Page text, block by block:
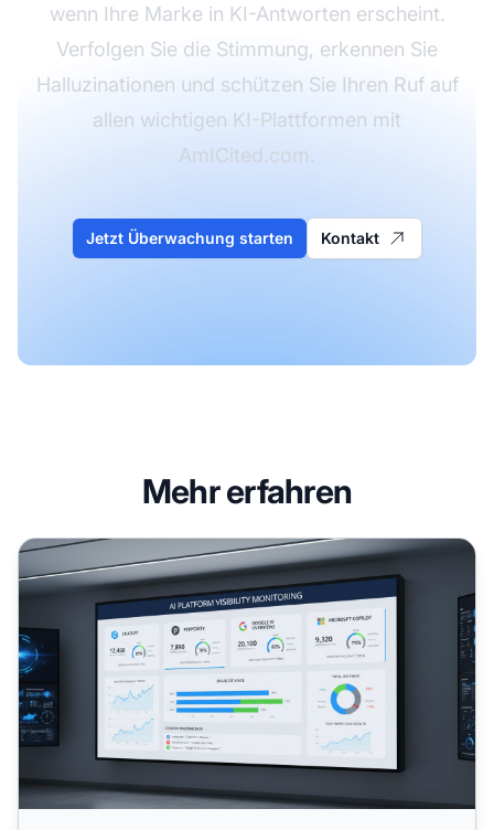
wenn Ihre Marke in KI-Antworten erscheint.
Verfolgen Sie die Stimmung, erkennen Sie
Halluzinationen und schützen Sie Ihren Ruf auf
allen wichtigen KI-Plattformen mit
AmICited.com.
Jetzt Überwachung starten Kontakt
Mehr erfahren
Wie man eine KI-Sichtbarkeits-Monitoring-Plattform